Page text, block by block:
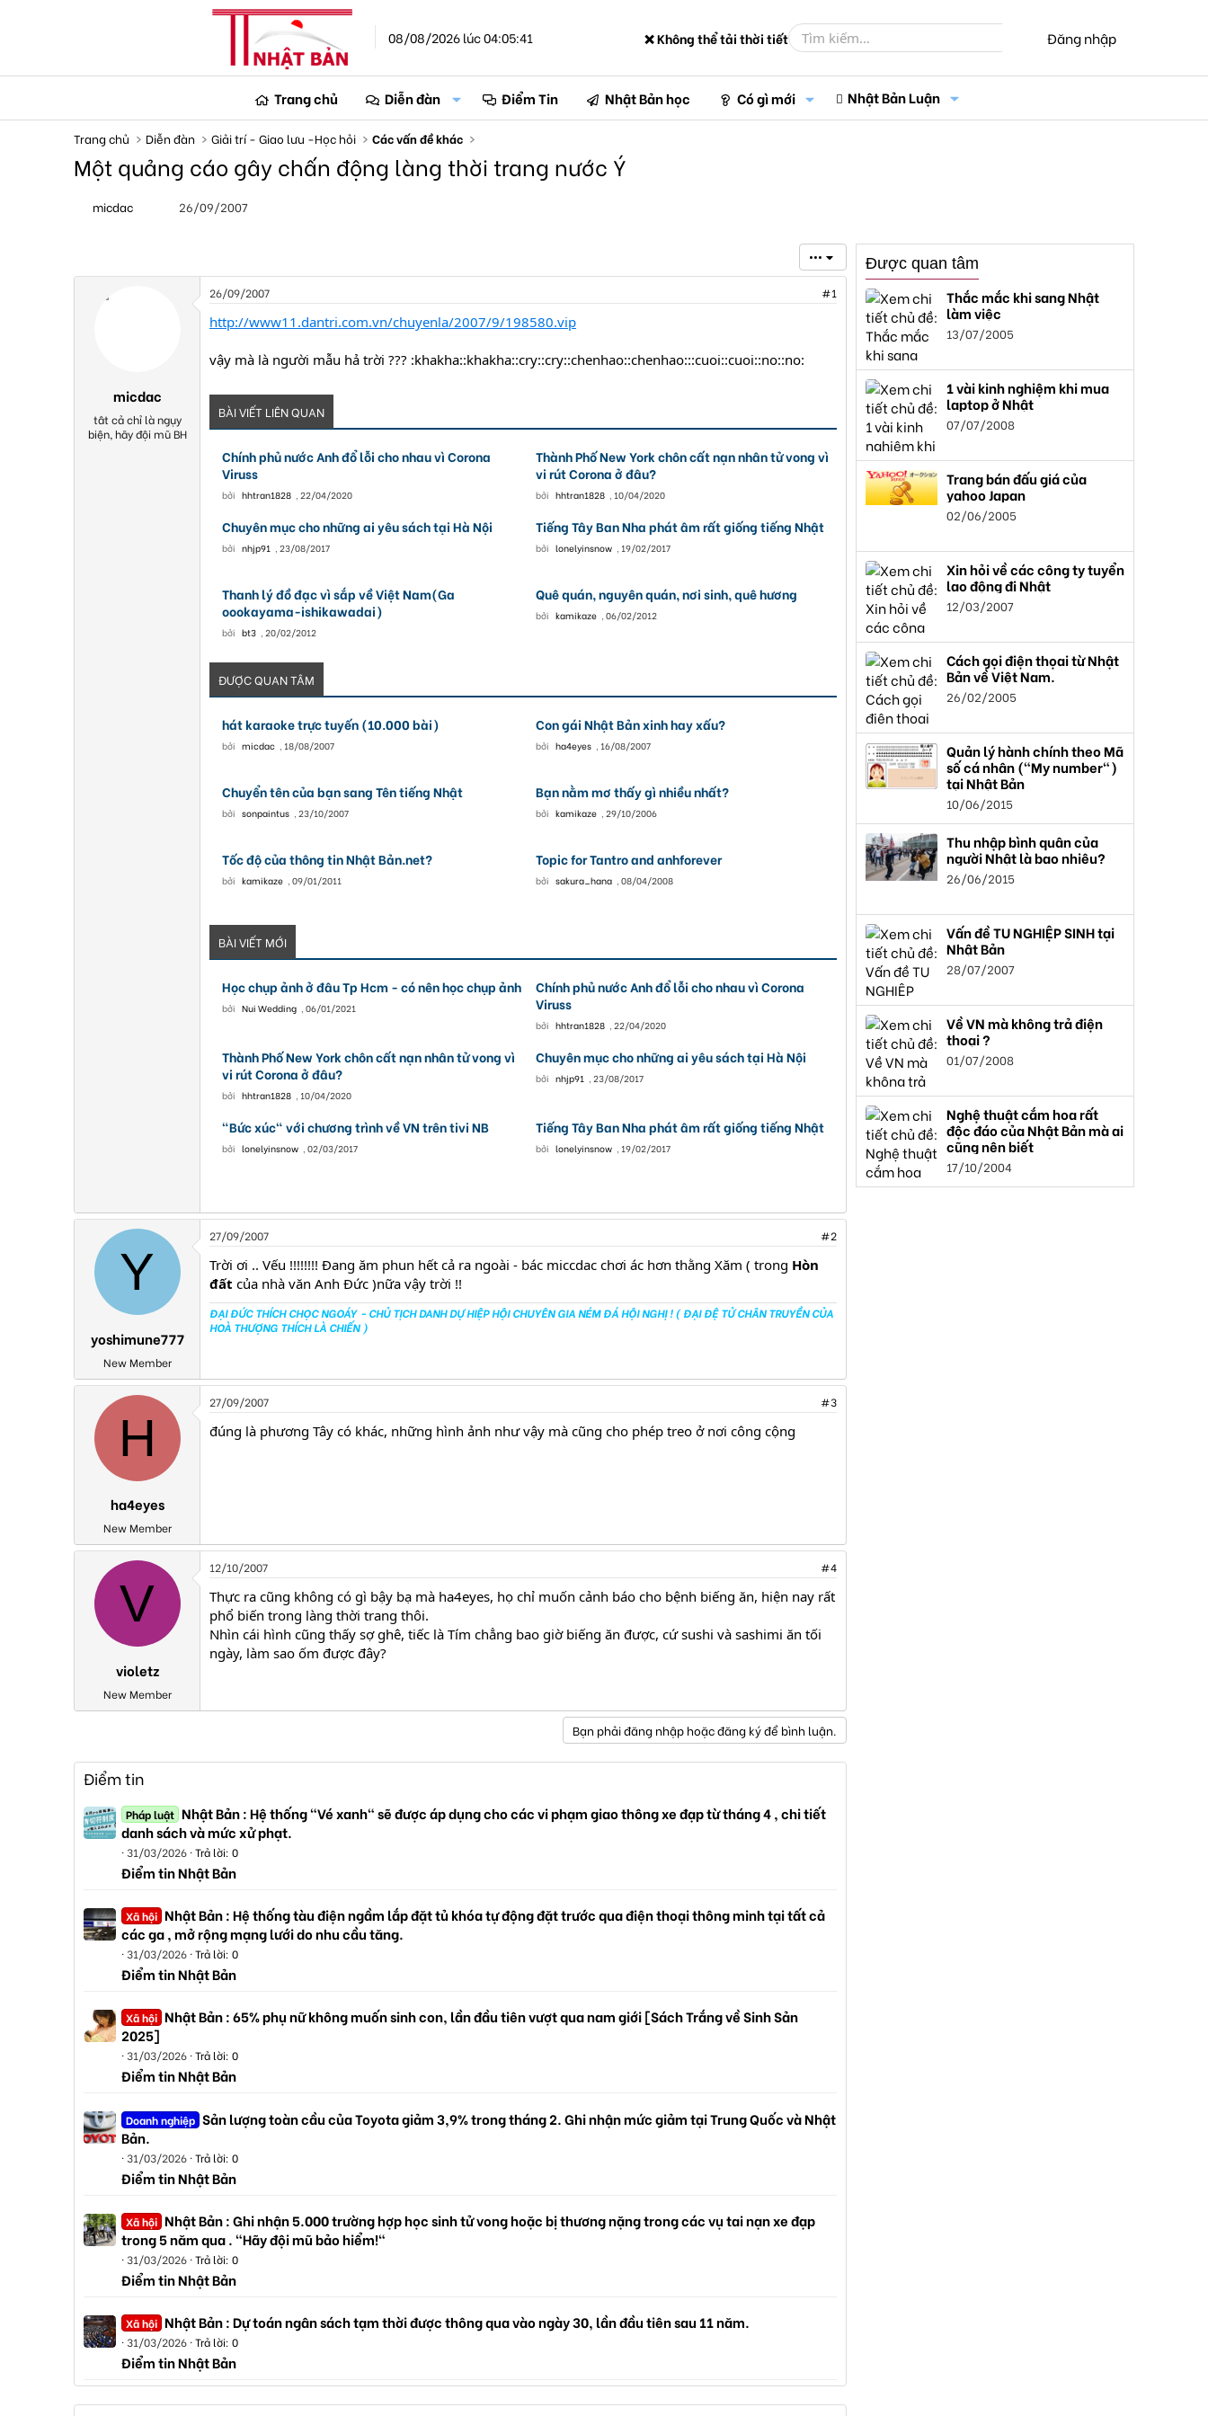
08/08/2026 lúc 04:05:41 ❌ Không thể tải thời tiết Đăng nhập
Trang chủ Diễn đàn Điểm Tin Nhật Bản học Có gì mới Nhật Bản Luận
Trang chủ Diễn đàn Giải trí - Giao lưu -Học hỏi Các vấn đề khác
Một quảng cáo gây chấn động làng thời trang nước Ý
h
d
micdac
ử
26/09/2007
•••
micdac
tât cả chỉ là ngụy
biện, hãy đội mũ BH
26/09/2007 #1
http://www11.dantri.com.vn/chuyenla/2007/9/198580.vip
vậy mà là người mẫu hả trời ??? :khakha::khakha::cry::cry::chenhao::chenhao:::cuoi::cuoi::no::no:
BÀI VIẾT LIÊN QUAN
Chính phủ nước Anh đổ lỗi cho nhau vì Corona
Viruss
bởi hhtran1828 , 22/04/2020
Thành Phố New York chôn cất nạn nhân tử vong vì
vi rút Corona ở đâu?
bởi hhtran1828 , 10/04/2020
Chuyên mục cho những ai yêu sách tại Hà Nội
bởi nhjp91 , 23/08/2017
Tiếng Tây Ban Nha phát âm rất giống tiếng Nhật
bởi lonelyinsnow , 19/02/2017
Thanh lý đồ đạc vì sắp về Việt Nam(Ga
oookayama-ishikawadai)
bởi bt3 , 20/02/2012
Quê quán, nguyên quán, nơi sinh, quê hương
bởi kamikaze , 06/02/2012
ĐƯỢC QUAN TÂM
hát karaoke trực tuyến (10.000 bài)
bởi micdac , 18/08/2007
Con gái Nhật Bản xinh hay xấu?
bởi ha4eyes , 16/08/2007
Chuyển tên của bạn sang Tên tiếng Nhật
bởi sonpaintus , 23/10/2007
Bạn nằm mơ thấy gì nhiều nhất?
bởi kamikaze , 29/10/2006
Tốc độ của thông tin Nhật Bản.net?
bởi kamikaze , 09/01/2011
Topic for Tantro and anhforever
bởi sakura_hana , 08/04/2008
BÀI VIẾT MỚI
Học chụp ảnh ở đâu Tp Hcm - có nên học chụp ảnh
bởi Nui Wedding , 06/01/2021
Chính phủ nước Anh đổ lỗi cho nhau vì Corona
Viruss
bởi hhtran1828 , 22/04/2020
Thành Phố New York chôn cất nạn nhân tử vong vì
vi rút Corona ở đâu?
bởi hhtran1828 , 10/04/2020
Chuyên mục cho những ai yêu sách tại Hà Nội
bởi nhjp91 , 23/08/2017
"Bức xúc" với chương trình về VN trên tivi NB
bởi lonelyinsnow , 02/03/2017
Tiếng Tây Ban Nha phát âm rất giống tiếng Nhật
bởi lonelyinsnow , 19/02/2017
Y
yoshimune777
New Member
27/09/2007 #2
Trời ơi .. Vếu !!!!!!!! Đang ăm phun hết cả ra ngoài - bác miccdac chơi ác hơn thằng Xăm ( trong Hòn
đất của nhà văn Anh Đức )nữa vậy trời !!
ĐẠI ĐỨC THÍCH CHỌC NGOÁY - CHỦ TỊCH DANH DỰ HIỆP HỘI CHUYÊN GIA NÉM ĐÁ HỘI NGHỊ ! ( ĐẠI ĐỆ TỬ CHÂN TRUYỀN CỦA
HOÀ THƯỢNG THÍCH LÀ CHIẾN )
H
ha4eyes
New Member
27/09/2007 #3
đúng là phương Tây có khác, những hình ảnh như vậy mà cũng cho phép treo ở nơi công cộng
V
violetz
New Member
12/10/2007 #4
Thực ra cũng không có gì bậy bạ mà ha4eyes, họ chỉ muốn cảnh báo cho bệnh biếng ăn, hiện nay rất
phổ biến trong làng thời trang thôi.
Nhìn cái hình cũng thấy sợ ghê, tiếc là Tím chẳng bao giờ biếng ăn được, cứ sushi và sashimi ăn tối
ngày, làm sao ốm được đây?
Bạn phải đăng nhập hoặc đăng ký để bình luận.
Điểm tin
Pháp luật Nhật Bản : Hệ thống "Vé xanh" sẽ được áp dụng cho các vi phạm giao thông xe đạp từ tháng 4 , chi tiết
danh sách và mức xử phạt.
31/03/2026 Trả lời: 0
Điểm tin Nhật Bản
Xã hội Nhật Bản : Hệ thống tàu điện ngầm lắp đặt tủ khóa tự động đặt trước qua điện thoại thông minh tại tất cả
các ga , mở rộng mạng lưới do nhu cầu tăng.
31/03/2026 Trả lời: 0
Điểm tin Nhật Bản
Xã hội Nhật Bản : 65% phụ nữ không muốn sinh con, lần đầu tiên vượt qua nam giới [Sách Trắng về Sinh Sản
2025]
31/03/2026 Trả lời: 0
Điểm tin Nhật Bản
Doanh nghiệp Sản lượng toàn cầu của Toyota giảm 3,9% trong tháng 2. Ghi nhận mức giảm tại Trung Quốc và Nhật
Bản.
31/03/2026 Trả lời: 0
Điểm tin Nhật Bản
Xã hội Nhật Bản : Ghi nhận 5.000 trường hợp học sinh tử vong hoặc bị thương nặng trong các vụ tai nạn xe đạp
trong 5 năm qua . "Hãy đội mũ bảo hiểm!"
31/03/2026 Trả lời: 0
Điểm tin Nhật Bản
Xã hội Nhật Bản : Dự toán ngân sách tạm thời được thông qua vào ngày 30, lần đầu tiên sau 11 năm.
31/03/2026 Trả lời: 0
Điểm tin Nhật Bản
Được quan tâm
Thắc mắc khi sang Nhật
làm việc
13/07/2005
1 vài kinh nghiệm khi mua
laptop ở Nhật
07/07/2008
Trang bán đấu giá của
yahoo Japan
02/06/2005
Xin hỏi về các công ty tuyển
lao động đi Nhật
12/03/2007
Cách gọi điện thọai từ Nhật
Bản về Việt Nam.
26/02/2005
Quản lý hành chính theo Mã
số cá nhân ("My number")
tại Nhật Bản
10/06/2015
Thu nhập bình quân của
người Nhật là bao nhiêu?
26/06/2015
Vấn đề TU NGHIỆP SINH tại
Nhật Bản
28/07/2007
Về VN mà không trả điện
thoại ?
01/07/2008
Nghệ thuật cắm hoa rất
độc đáo của Nhật Bản mà ai
cũng nên biết
17/10/2004